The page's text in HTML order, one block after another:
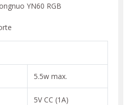
YN60 RGB
5.5w max.
5V CC (1A)